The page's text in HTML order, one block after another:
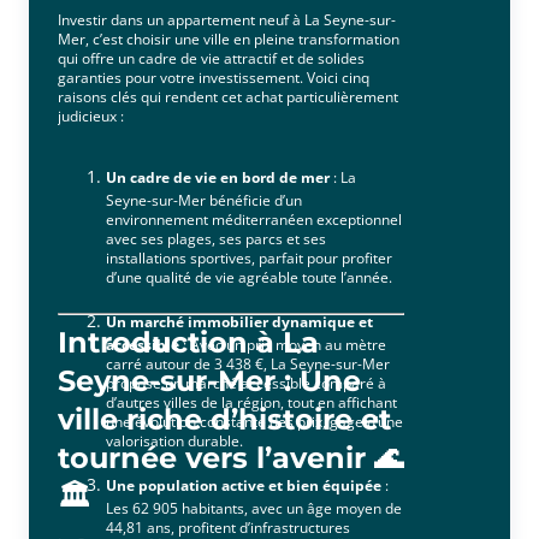
Investir dans un appartement neuf à La Seyne-sur-
Mer, c’est choisir une ville en pleine transformation
qui offre un cadre de vie attractif et de solides
garanties pour votre investissement. Voici cinq
raisons clés qui rendent cet achat particulièrement
judicieux :
Un cadre de vie en bord de mer: La
Seyne-sur-Mer bénéficie d’un
environnement méditerranéen exceptionnel
avec ses plages, ses parcs et ses
installations sportives, parfait pour profiter
d’une qualité de vie agréable toute l’année.
Un marché immobilier dynamique et
accessible: Avec un prix moyen au mètre
carré autour de 3 438 €, La Seyne-sur-Mer
propose un marché accessible comparé à
d’autres villes de la région, tout en affichant
une évolution constante des prix, gage d’une
valorisation durable.
Une population active et bien équipée :
Les 62 905 habitants, avec un âge moyen de
44,81 ans, profitent d’infrastructures
Introduction à La
Seyne-sur-Mer : Une
ville riche d’histoire et
tournée vers l’avenir 🌊
🏛️